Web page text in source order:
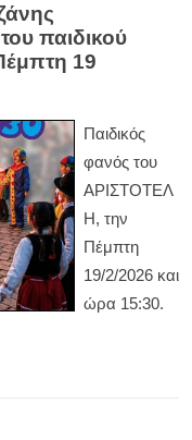
παιδικού
19
Παιδικός
φανός του
ΑΡΙΣΤΟΤΕΛ
Η, την
Πέμπτη
19/2/2026 και
ώρα 15:30.